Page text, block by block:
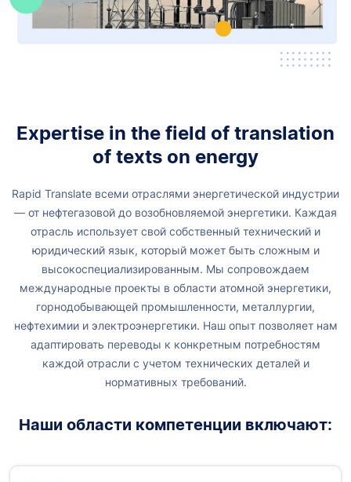
Expertise in the field of translation
of texts on energy
Rapid Translate всеми отраслями энергетической индустрии
— от нефтегазовой до возобновляемой энергетики. Каждая
отрасль использует свой собственный технический и
юридический язык, который может быть сложным и
высокоспециализированным. Мы сопровождаем
международные проекты в области атомной энергетики,
горнодобывающей промышленности, металлургии,
нефтехимии и электроэнергетики. Наш опыт позволяет нам
адаптировать переводы к конкретным потребностям
каждой отрасли с учетом технических деталей и
нормативных требований.
Наши области компетенции включают: